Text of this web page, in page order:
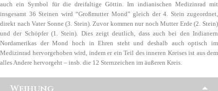
auch ein Symbol für die dreifaltige Göttin. Im indianischen Medizinrad mit
insgesamt 36 Steinen wird “Großmutter Mond” gleich der 4. Stein zugeordnet,
direkt nach Vater Sonne (3. Stein). Zuvor kommen nur noch Mutter Erde (2. Stein)
und der Schöpfer (1. Stein). Dies zeigt deutlich, dass auch bei den Indianern
Nordamerikas der Mond hoch in Ehren steht und deshalb auch optisch im
Medizinrad hervorgehoben wird, indem er ein Teil des inneren Kreises ist aus dem
alles Andere hervorgeht – insb. die 12 Sternzeichen im äußeren Kreis.